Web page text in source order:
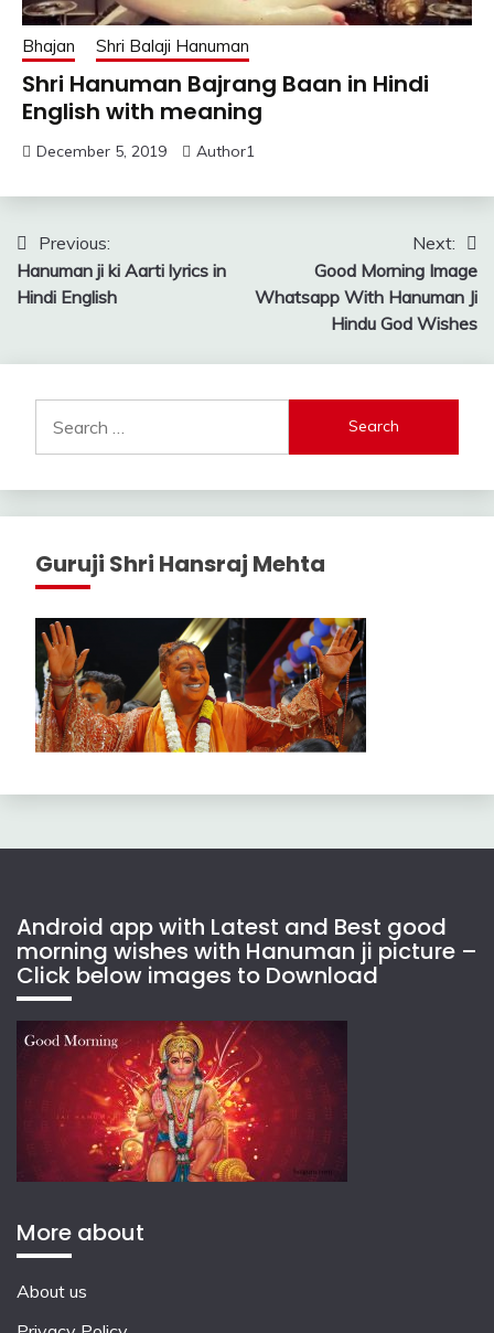
Bhajan Shri Balaji Hanuman
Shri Hanuman Bajrang Baan in Hindi
English with meaning
December 5, 2019 Author1
Post
navigation
Previous:
Hanuman ji ki Aarti lyrics in
Hindi English
Next:
Good Morning Image
Whatsapp With Hanuman Ji
Hindu God Wishes
for:
Guruji Shri Hansraj Mehta
Android app with Latest and Best good
morning wishes with Hanuman ji picture –
Click below images to Download
More about
About us